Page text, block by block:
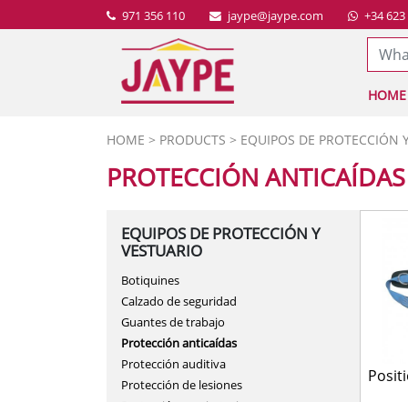
971 356 110 jaype@jaype.com +34
HOME
BATHROOM
COCINA
EQUIPOS DE
PLUMBING
INDUSTRIAL
STOVE INSTALLATION
PUMP INSTALLATION
HOME > PRODUCTS > EQUIPOS DE PROTECCIÓN
PROTECCIÓN ANTICAÍDAS
EQUIPOS DE PROTECCIÓN Y
VESTUARIO
Botiquines
Calzado de seguridad
Guantes de trabajo
Protección anticaídas
Protección auditiva
Protección de lesiones